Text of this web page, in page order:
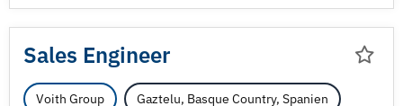
Sales Engineer
Voith Group Gaztelu, Basque Country, Spanien